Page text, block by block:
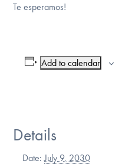
Te esperamos!
Add to calendar
Details
Date: July 9, 2030